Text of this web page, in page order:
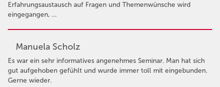
Erfahrungsaustausch auf Fragen und Themenwünsche wird
eingegangen, …
Manuela Scholz
Es war ein sehr informatives angenehmes Seminar. Man hat sich
gut aufgehoben gefühlt und wurde immer toll mit eingebunden.
Gerne wieder.